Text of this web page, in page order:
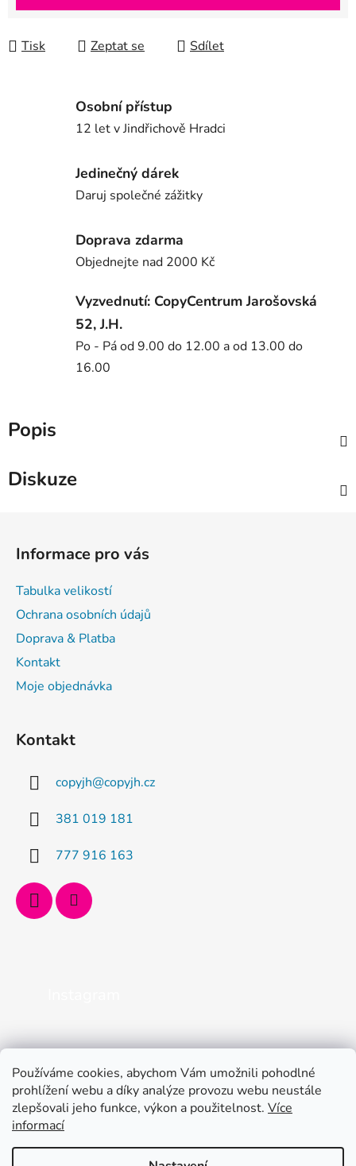
Používáme cookies, abychom Vám umožnili pohodlné
prohlížení webu a díky analýze provozu webu neustále
zlepšovali jeho funkce, výkon a použitelnost. Více
informací
Tisk Zeptat se Sdílet
Osobní přístup
12 let v Jindřichově Hradci
Jedinečný dárek
Daruj společné zážitky
Doprava zdarma
Objednejte nad 2000 Kč
Vyzvednutí: CopyCentrum Jarošovská
52, J.H.
Po - Pá od 9.00 do 12.00 a od 13.00 do
16.00
Popis
Diskuze
Informace pro vás
Tabulka velikostí
Ochrana osobních údajů
Doprava & Platba
Kontakt
Moje objednávka
Kontakt
copyjh@copyjh.cz
381 019 181
777 916 163